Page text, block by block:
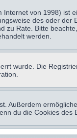
von 1998) ist
des oder der
zu Rate. Bitte
werden.
wurde. Die
Außerdem
du die Cookies des